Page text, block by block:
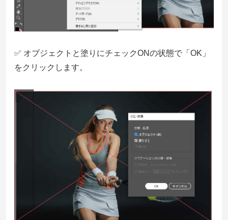
✅ オブジェクトと塗りにチェックONの状態で「OK」
をクリックします。